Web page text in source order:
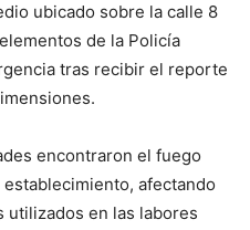
ubicado sobre la calle 8
de la Policía
tras recibir el reporte
encontraron el fuego
afectando
en las labores